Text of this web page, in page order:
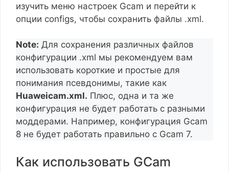
изучить меню настроек Gcam и перейти к
опции configs, чтобы сохранить файлы .xml.
Note: Для сохранения различных файлов
конфигурации .xml мы рекомендуем вам
использовать короткие и простые для
понимания псевдонимы, такие как
Huaweicam.xml. Плюс, одна и та же
конфигурация не будет работать с разными
моддерами. Например, конфигурация Gcam
8 не будет работать правильно с Gcam 7.
Как использовать GCam